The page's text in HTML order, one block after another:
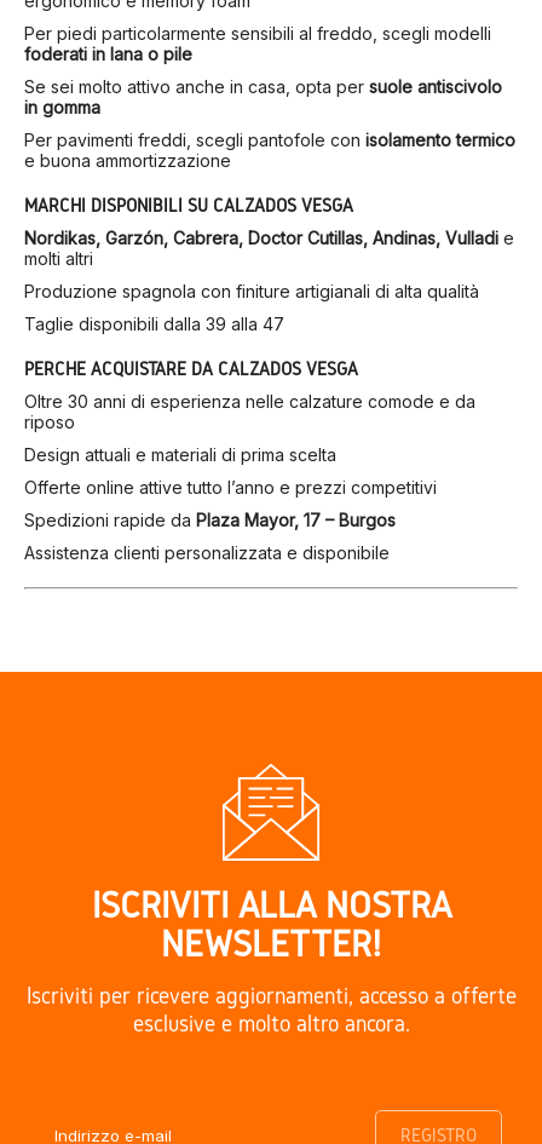
Per piedi particolarmente sensibili al freddo, scegli modelli
foderati in lana o pile
Se sei molto attivo anche in casa, opta per suole antiscivolo
in gomma
Per pavimenti freddi, scegli pantofole con isolamento termico
e buona ammortizzazione
MARCHI DISPONIBILI SU CALZADOS VESGA
Nordikas, Garzón, Cabrera, Doctor Cutillas, Andinas, Vulladi e
molti altri
Produzione spagnola con finiture artigianali di alta qualità
Taglie disponibili dalla 39 alla 47
PERCHÉ ACQUISTARE DA CALZADOS VESGA
Oltre 30 anni di esperienza nelle calzature comode e da
riposo
Design attuali e materiali di prima scelta
Offerte online attive tutto l’anno e prezzi competitivi
Spedizioni rapide da Plaza Mayor, 17 – Burgos
Assistenza clienti personalizzata e disponibile
ISCRIVITI ALLA NOSTRA
NEWSLETTER!
Iscriviti per ricevere aggiornamenti, accesso a offerte
esclusive e molto altro ancora.